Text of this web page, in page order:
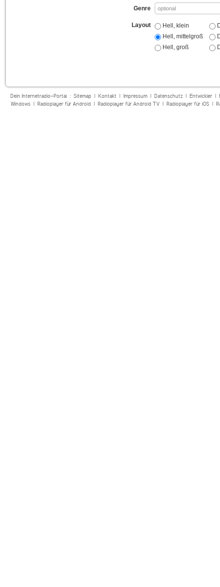
Genre
Layout
Hell, klein
Hell, mittelgroß
Hell, groß
Dein Internetradio-Portal : Sitemap| Kontakt| Impressum| Datenschutz| Entwickler|
Windows| Radioplayer für Android| Radioplayer für Android TV| Radioplayer für iOS|